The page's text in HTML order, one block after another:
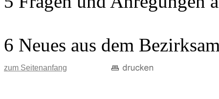
6 Neues aus dem
zum Seitenanfang